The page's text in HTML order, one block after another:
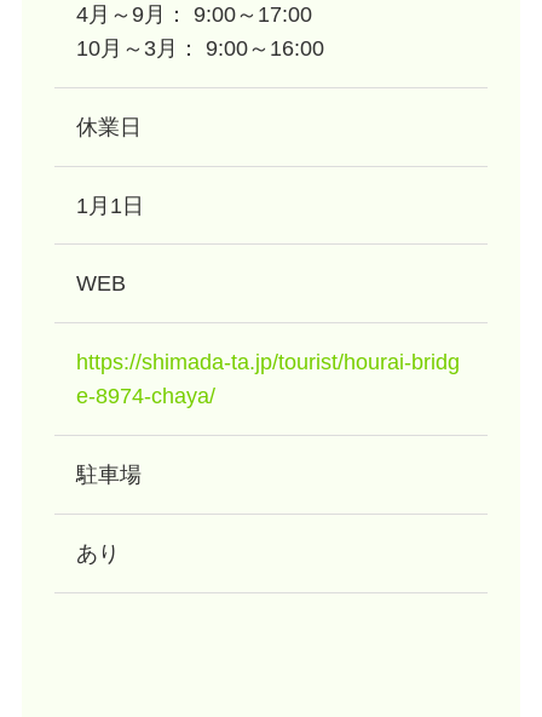
4月～9月： 9:00～17:00
10月～3月： 9:00～16:00
休業日
1月1日
WEB
https://shimada-ta.jp/tourist/hourai-bridg
e-8974-chaya/
駐車場
あり